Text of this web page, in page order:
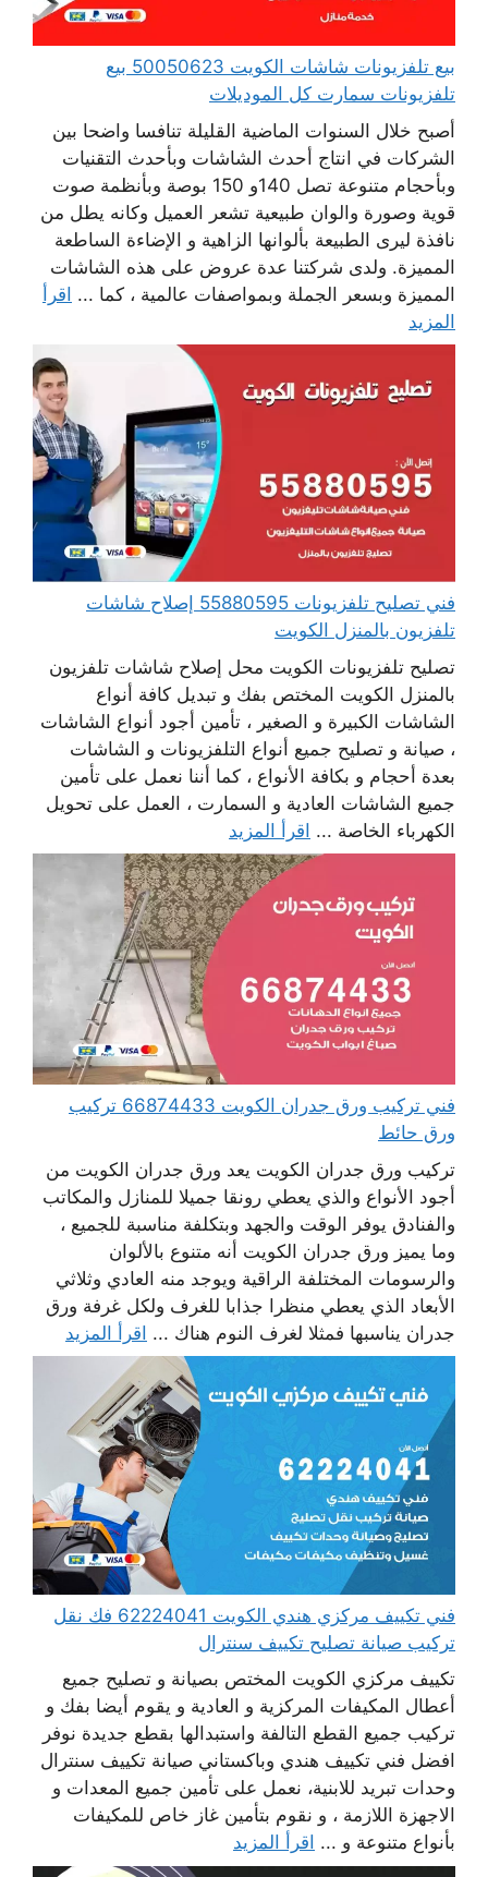
بيع تلفزيونات شاشات الكويت 50050623 بيع
تلفزيونات سمارت كل الموديلات
أصبح خلال السنوات الماضية القليلة تنافسا واضحا بين
الشركات في انتاج أحدث الشاشات وبأحدث التقنيات
وبأحجام متنوعة تصل 140و 150 بوصة وبأنظمة صوت
قوية وصورة والوان طبيعية تشعر العميل وكانه يطل من
نافذة ليرى الطبيعة بألوانها الزاهية و الإضاءة الساطعة
المميزة. ولدى شركتنا عدة عروض على هذه الشاشات
المميزة وبسعر الجملة وبمواصفات عالمية ، كما ... اقرأ
المزيد
فني تصليح تلفزيونات 55880595 إصلاح شاشات
تلفزيون بالمنزل الكويت
تصليح تلفزيونات الكويت محل إصلاح شاشات تلفزيون
بالمنزل الكويت المختص بفك و تبديل كافة أنواع
الشاشات الكبيرة و الصغير ، تأمين أجود أنواع الشاشات
، صيانة و تصليح جميع أنواع التلفزيونات و الشاشات
بعدة أحجام و بكافة الأنواع ، كما أننا نعمل على تأمين
جميع الشاشات العادية و السمارت ، العمل على تحويل
الكهرباء الخاصة ... اقرأ المزيد
فني تركيب ورق جدران الكويت 66874433 تركيب
ورق حائط
تركيب ورق جدران الكويت يعد ورق جدران الكويت من
أجود الأنواع والذي يعطي رونقا جميلا للمنازل والمكاتب
والفنادق يوفر الوقت والجهد وبتكلفة مناسبة للجميع ،
وما يميز ورق جدران الكويت أنه متنوع بالألوان
والرسومات المختلفة الراقية ويوجد منه العادي وثلاثي
الأبعاد الذي يعطي منظرا جذابا للغرف ولكل غرفة ورق
جدران يناسبها فمثلا لغرف النوم هناك ... اقرأ المزيد
فني تكييف مركزي هندي الكويت 62224041 فك نقل
تركيب صيانة تصليح تكييف سنترال
تكييف مركزي الكويت المختص بصيانة و تصليح جميع
أعطال المكيفات المركزية و العادية و يقوم أيضا بفك و
تركيب جميع القطع التالفة واستبدالها بقطع جديدة نوفر
افضل فني تكييف هندي وباكستاني صيانة تكييف سنترال
وحدات تبريد للابنية، نعمل على تأمين جميع المعدات و
الاجهزة اللازمة ، و نقوم بتأمين غاز خاص للمكيفات
بأنواع متنوعة و ... اقرأ المزيد